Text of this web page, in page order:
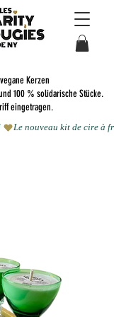
Kerzen
100 % solidarische Stücke.
eingetragen.